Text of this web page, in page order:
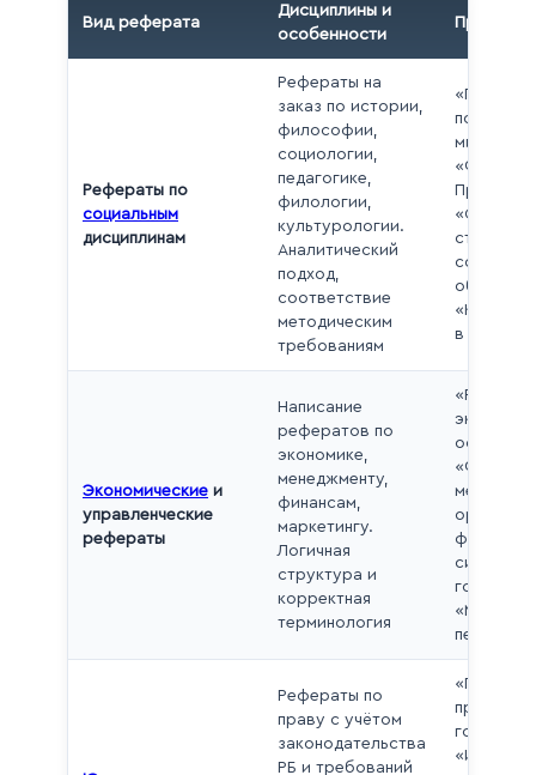
Вид реферата
Дисциплины и
особенности
Примеры
Рефераты по
социальным
дисциплинам
Рефераты на
заказ по истории,
философии,
социологии,
педагогике,
филологии,
культурологии.
Аналитический
подход,
соответствие
методическим
требованиям
«Причины
мировой
в XX
Экономические и
управленческие
рефераты
Написание
рефератов по
экономике,
менеджменту,
финансам,
маркетингу.
Логичная
структура и
корректная
терминология
«Функции
системы
«Методы
Рефераты по
праву с учётом
законодательства
РБ и требований
«Понятие